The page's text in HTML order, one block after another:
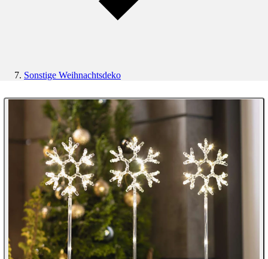
Sonstige Weihnachtsdeko